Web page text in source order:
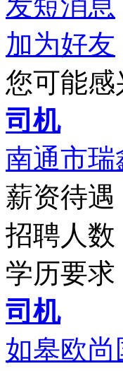
加为好友
您可能感
司机
南通市
薪资待遇
招聘人数
学历要求
司机
如皋欧尚